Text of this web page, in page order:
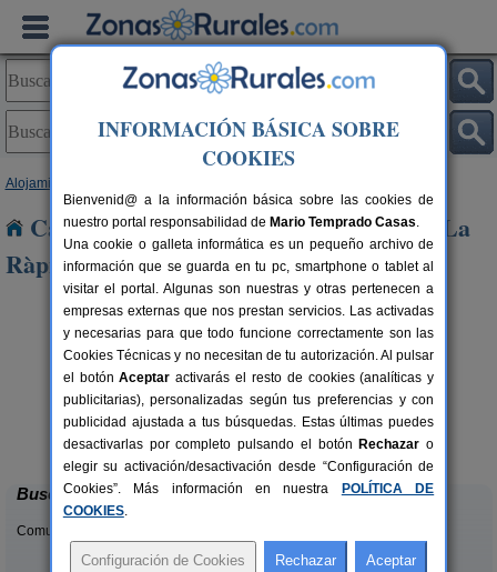
Alojamientos
Casas Rurales cerca de Sant Carles de La
Ràpita
2-20 pers.
desde25 €
Lo Trabucador Alojamiento Rural
Poble Nou del Delta (Tarragona)
Buscar
Comunidades:
INFORMACIÓN BÁSICA SOBRE
COOKIES
Bienvenid@ a la información básica sobre las cookies de
nuestro portal responsabilidad de Mario Temprado Casas.
Una cookie o galleta informática es un pequeño archivo de
información que se guarda en tu pc, smartphone o tablet al
visitar el portal. Algunas son nuestras y otras pertenecen a
empresas externas que nos prestan servicios. Las activadas
y necesarias para que todo funcione correctamente son las
Cookies Técnicas y no necesitan de tu autorización. Al pulsar
el botónAceptar activarás el resto de cookies (analíticas y
publicitarias), personalizadas según tus preferencias y con
publicidad ajustada a tus búsquedas. Estas últimas puedes
desactivarlas por completo pulsando el botón Rechazar o
elegir su activación/desactivación desde “Configuración de
Cookies”. Más información en nuestra
POLÍTICA DE
COOKIES.